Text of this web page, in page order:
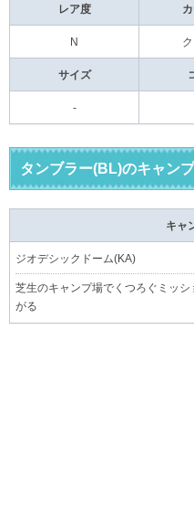
レア度
N
サイズ
-
タンブラー(BL)のキャン
キャ
ジオデシックドーム(KA)
芝生のキャンプ場でくつろぐミッ
がる